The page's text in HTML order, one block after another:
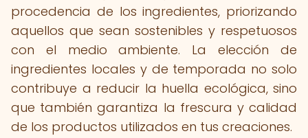
procedencia de los ingredientes, priorizando
aquellos que sean sostenibles y respetuosos
con el medio ambiente. La elección de
ingredientes locales y de temporada no solo
contribuye a reducir la huella ecológica, sino
que también garantiza la frescura y calidad
de los productos utilizados en tus creaciones.